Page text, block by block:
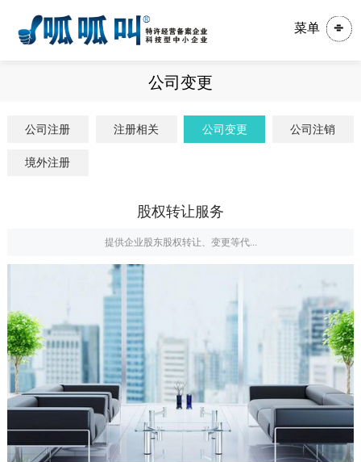
菜单
公司变更
公司注册 注册相关 公司变更 公司注销
境外注册
股权转让服务
提供企业股东股权转让、变更等代...